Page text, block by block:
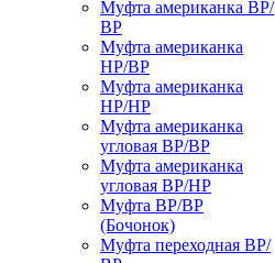
Муфта американка ВР/
ВР
Муфта американка
НР/ВР
Муфта американка
НР/НР
Муфта американка
угловая ВР/ВР
Муфта американка
угловая ВР/НР
Муфта ВР/ВР
(Бочонок)
Муфта переходная ВР/